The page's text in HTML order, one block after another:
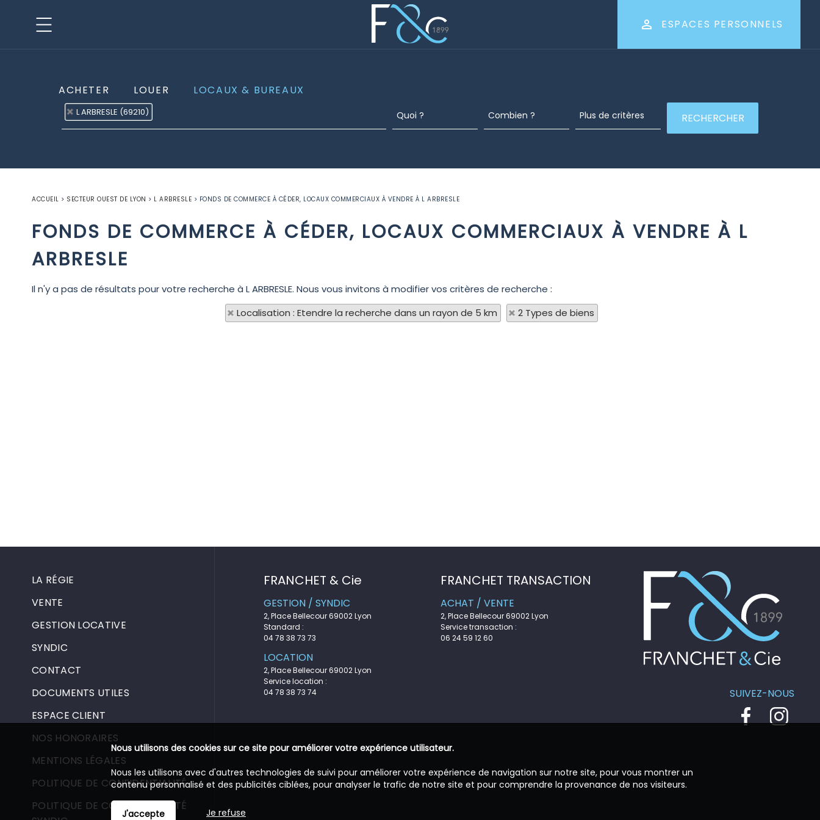
ESPACES PERSONNELS
ACHETER LOUER LOCAUX & BUREAUX
L ARBRESLE (69210)
ACCUEIL > SECTEUR OUEST DE LYON > L ARBRESLE > FONDS DE COMMERCE À CÉDER, LOCAUX COMMERCIAUX À VENDRE À L ARBRESLE
FONDS DE COMMERCE À CÉDER, LOCAUX COMMERCIAUX À VENDRE À L
ARBRESLE
Il n'y a pas de résultats pour votre recherche à L ARBRESLE. Nous vous invitons à modifier vos critères de recherche :
Localisation : Etendre la recherche dans un rayon de 5 km
2 Types de biens
LA RÉGIE
VENTE
GESTION LOCATIVE
SYNDIC
CONTACT
DOCUMENTS UTILES
ESPACE CLIENT
NOS HONORAIRES
MENTIONS LÉGALES
POLITIQUE DE CONFIDENTIALITÉ
POLITIQUE DE CONFIDENTIALITÉ
FRANCHET & Cie
GESTION / SYNDIC
2, Place Bellecour 69002 Lyon
Standard :
04 78 38 73 73
LOCATION
2, Place Bellecour 69002 Lyon
Service location :
04 78 38 73 74
FRANCHET TRANSACTION
ACHAT / VENTE
2, Place Bellecour 69002 Lyon
Service transaction :
06 24 59 12 60
SUIVEZ-NOUS
Nous utilisons des cookies sur ce site pour améliorer votre expérience utilisateur.
Nous les utilisons avec d'autres technologies de suivi pour améliorer votre expérience de navigation sur notre site, pour vous montrer un
contenu personnalisé et des publicités ciblées, pour analyser le trafic de notre site et pour comprendre la provenance de nos visiteurs.
J'accepte Je refuse